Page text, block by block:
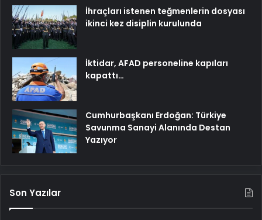
İhraçları istenen teğmenlerin dosyası
ikinci kez disiplin kurulunda
İktidar, AFAD personeline kapıları
kapattı…
Cumhurbaşkanı Erdoğan: Türkiye
Savunma Sanayi Alanında Destan
Yazıyor
Son Yazılar